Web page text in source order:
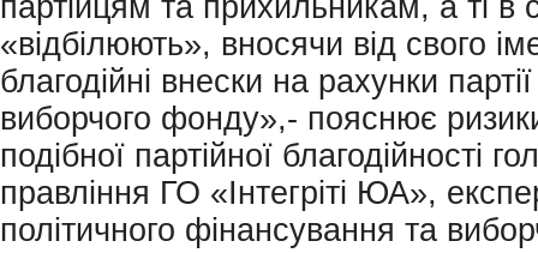
партійцям та прихильникам, а ті в
«відбілюють», вносячи від свого
благодійні внески на рахунки партії
виборчого фонду»,- пояснює
подібної партійної благодійності
правління ГО «Інтегріті ЮА»,
політичного фінансування та